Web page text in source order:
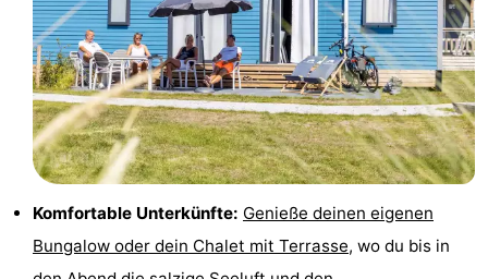
Rundfahrten
Spielplätze
Indoor-
Spielplätze
Experiences
Wellness-
Zentren
Dörfer
Natur
Komfortable Unterkünfte: Genieße deinen eigenen
Bungalow oder dein Chalet mit Terrasse, wo du bis in